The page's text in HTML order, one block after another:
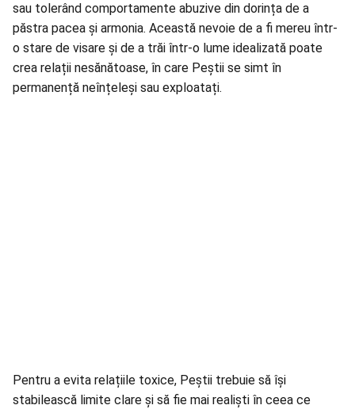
sau tolerând comportamente abuzive din dorința de a
păstra pacea și armonia. Această nevoie de a fi mereu într-
o stare de visare și de a trăi într-o lume idealizată poate
crea relații nesănătoase, în care Peștii se simt în
permanență neînțeleși sau exploatați.
Pentru a evita relațiile toxice, Peștii trebuie să își
stabilească limite clare și să fie mai realiști în ceea ce